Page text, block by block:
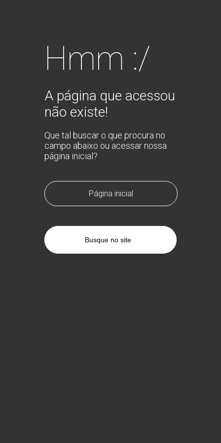
Hmm :/
A página que acessou
não existe!
Que tal buscar o que procura no
campo abaixo ou acessar nossa
página inicial?
Página inicial